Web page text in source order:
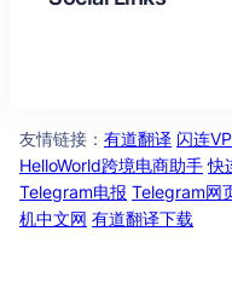
友情链接 ： 有道翻译 闪连
HelloWorld跨境电商助手 快
Telegram电报 Telegram网
机中文网 有道翻译下载